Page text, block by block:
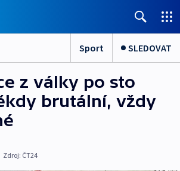
Sport SLEDOVAT
z války po sto
brutální, vždy
Zdroj: ČT24